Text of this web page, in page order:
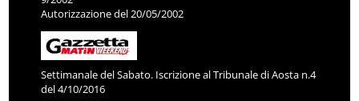
Autorizzazione del 20/05/2002
Settimanale del Sabato. Iscrizione al Tribunale di Aosta n.4
del 4/10/2016